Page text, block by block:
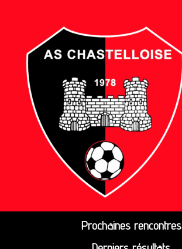
Prochaines rencontres